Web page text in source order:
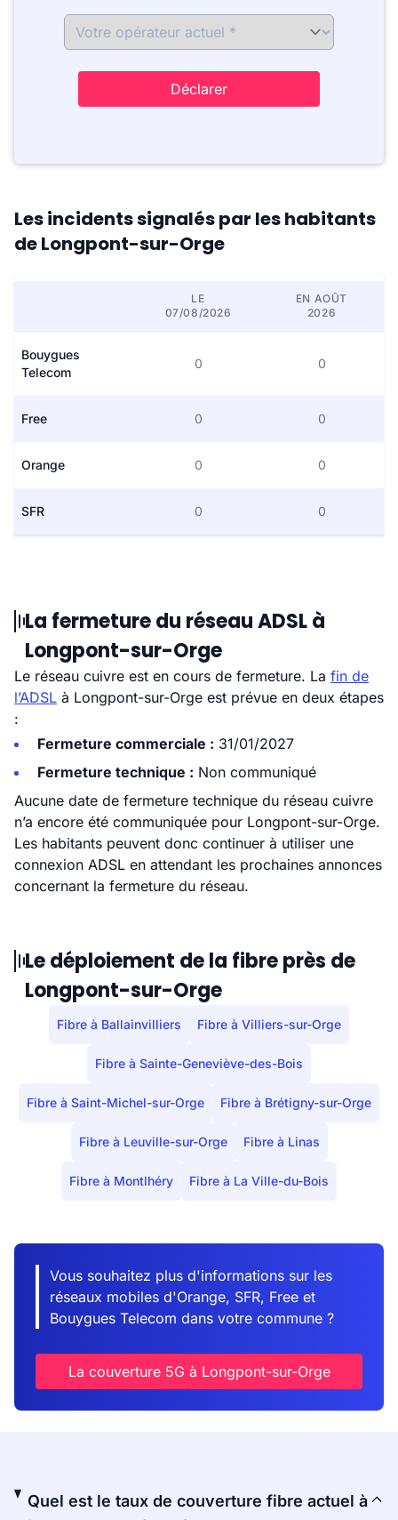
Déclarer
Les incidents signalés par les habitants
de Longpont-sur-Orge
LE
07/08/2026
EN AOÛT
2026
Bouygues
Telecom
0 0
Free 0 0
Orange 0 0
SFR 0 0
La fermeture du réseau ADSL à
Longpont-sur-Orge
Le réseau cuivre est en cours de fermeture. La fin de
l’ADSL à Longpont-sur-Orge est prévue en deux étapes
:
Fermeture commerciale : 31/01/2027
Fermeture technique : Non communiqué
Aucune date de fermeture technique du réseau cuivre
n’a encore été communiquée pour Longpont-sur-Orge.
Les habitants peuvent donc continuer à utiliser une
connexion ADSL en attendant les prochaines annonces
concernant la fermeture du réseau.
Le déploiement de la fibre près de
Longpont-sur-Orge
Fibre à Ballainvilliers Fibre à Villiers-sur-Orge
Fibre à Sainte-Geneviève-des-Bois
Fibre à Saint-Michel-sur-Orge Fibre à Brétigny-sur-Orge
Fibre à Leuville-sur-Orge Fibre à Linas
Fibre à Montlhéry Fibre à La Ville-du-Bois
Vous souhaitez plus d'informations sur les
réseaux mobiles d'Orange, SFR, Free et
Bouygues Telecom dans votre commune ?
La couverture 5G à Longpont-sur-Orge
Quel est le taux de couverture fibre actuel à